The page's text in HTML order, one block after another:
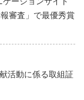
審査」で最優秀賞
活動に係る取組証